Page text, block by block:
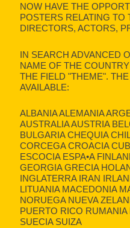
NOW HAVE THE
POSTERS RELATING TO
DIRECTORS, ACTORS,
IN SEARCH ADVANCED
NAME OF THE
THE FIELD "THEME".
AVAILABLE:
ALBANIA ALEMANIA
AUSTRALIA AUSTRIA
BULGARIA CHEQUIA
CORCEGA CROACIA
ESCOCIA ESPA•A
GEORGIA GRECIA
INGLATERRA IRAN
LITUANIA MACEDONIA
NORUEGA NUEVA
PUERTO RICO
SUECIA SUIZA